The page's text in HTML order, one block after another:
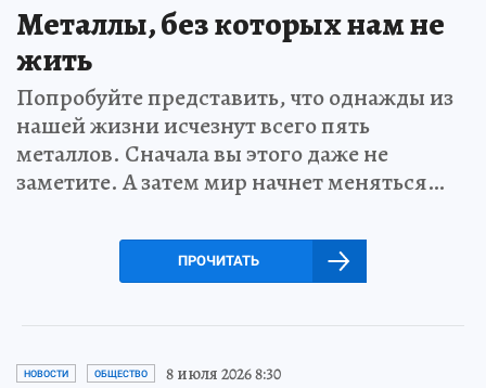
Металлы, без которых нам не
жить
Попробуйте представить, что однажды из
нашей жизни исчезнут всего пять
металлов. Сначала вы этого даже не
заметите. А затем мир начнет меняться…
ПРОЧИТАТЬ
НОВОСТИ ОБЩЕСТВО 8 июля 2026 8:30